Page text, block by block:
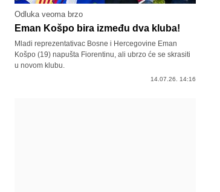
Odluka veoma brzo
Eman Košpo bira između dva kluba!
Mladi reprezentativac Bosne i Hercegovine Eman
Košpo (19) napušta Fiorentinu, ali ubrzo će se skrasiti
u novom klubu.
14.07.26. 14:16